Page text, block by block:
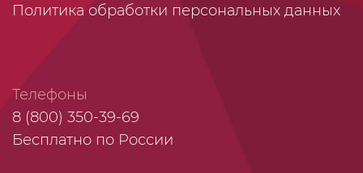
Политика обработки персональных данных
Телефоны
8 (800) 350-39-69
Бесплатно по России